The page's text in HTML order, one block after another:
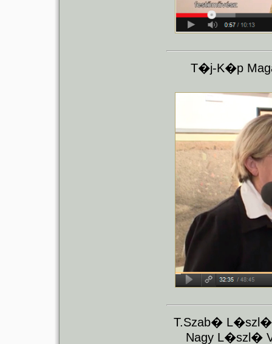
T�j-K�p
T.Szab�
Nagy L�szl�